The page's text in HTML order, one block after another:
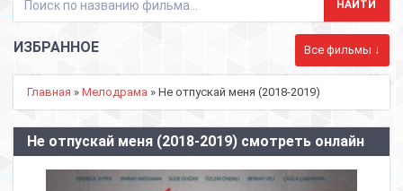
ИЗБРАННОЕ Все фильмы ↓
Главная » Мелодрама » Не отпускай меня (2018-2019)
Не отпускай меня (2018-2019) смотреть онлайн